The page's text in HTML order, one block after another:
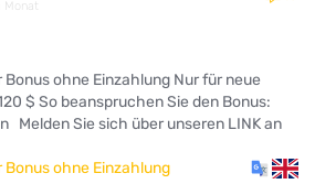
Monat
Bonus ohne Einzahlung Nur für neue
$ So beanspruchen Sie den Bonus:
Melden Sie sich über unseren LINK an
Bonus ohne Einzahlung